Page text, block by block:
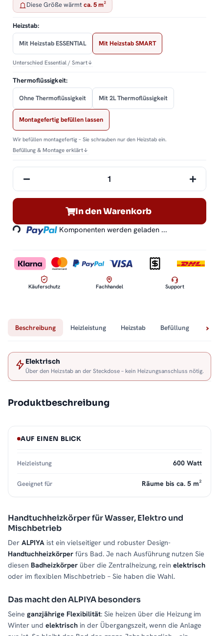
Diese Größe wärmt ca. 5 m²
Heizstab:
Mit Heizstab ESSENTIAL Mit Heizstab SMART
Unterschied Essential / Smart↓
Thermoflüssigkeit:
Ohne Thermoflüssigkeit Mit 2L Thermoflüssigkeit
Montagefertig befüllen lassen
Wir befüllen montagefertig – Sie schrauben nur den Heizstab ein.
Befüllung & Montage erklärt↓
In den Warenkorb
Loading... Komponenten werden geladen ...
Käuferschutz Fachhandel Support
Beschreibung Heizleistung Heizstab Befüllung
Elektrisch
Über den Heizstab an der Steckdose – kein Heizungsanschluss nötig.
Produktbeschreibung
Handtuchheizkörper für Wasser, Elektro und
Mischbetrieb
Der ALPIYA ist ein vielseitiger und robuster Design-
Handtuchheizkörper fürs Bad. Je nach Ausführung nutzen Sie
diesen Badheizkörper über die Zentralheizung, rein elektrisch
oder im flexiblen Mischbetrieb – Sie haben die Wahl.
Das macht den ALPIYA besonders
Seine ganzjährige Flexibilität: Sie heizen über die Heizung im
Winter und elektrisch in der Übergangszeit, wenn die Anlage
AUF EINEN BLICK
Heizleistung 600 Watt
Geeignet für Räume bis ca. 5 m²